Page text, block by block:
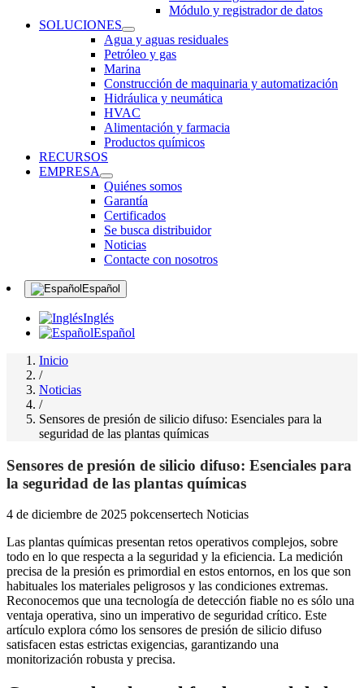
Módulo y registrador de datos
SOLUCIONES
Agua y aguas residuales
Petróleo y gas
Marina
Construcción de maquinaria y automatización
Hidráulica y neumática
HVAC
Alimentación y farmacia
Productos químicos
RECURSOS
EMPRESA
Quiénes somos
Garantía
Certificados
Se busca distribuidor
Noticias
Contacte con nosotros
Español
Inglés
Español
Inicio
/
Noticias
/
Sensores de presión de silicio difuso: Esenciales para la
seguridad de las plantas químicas
Sensores de presión de silicio difuso: Esenciales para
la seguridad de las plantas químicas
4 de diciembre de 2025 pokcensertech Noticias
Las plantas químicas presentan retos operativos complejos, sobre
todo en lo que respecta a la seguridad y la eficiencia. La medición
precisa de la presión es primordial en estos entornos, en los que son
habituales los materiales peligrosos y las condiciones extremas.
Reconocemos que una tecnología de detección fiable no es sólo una
ventaja operativa, sino un imperativo de seguridad crítico. Este
artículo explora cómo los sensores de presión de silicio difuso
satisfacen estas estrictas exigencias, garantizando una
monitorización robusta y precisa.